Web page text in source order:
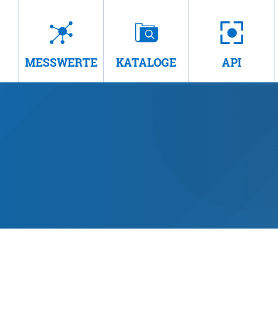
MESSWERTE KATALOGE API